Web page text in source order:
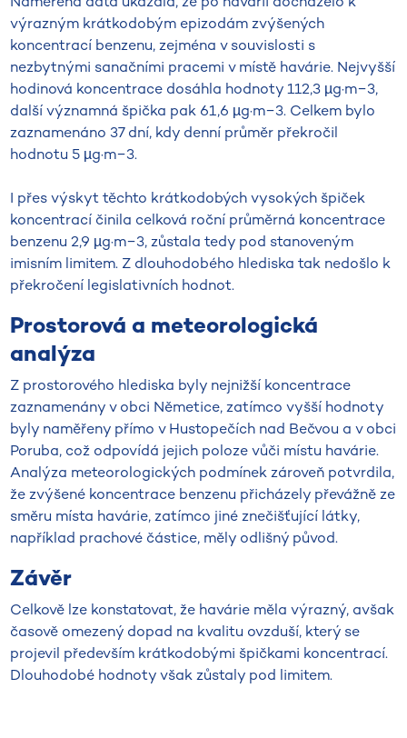
výrazným krátkodobým epizodám zvýšených
koncentrací benzenu, zejména v souvislosti s
nezbytnými sanačními pracemi v místě havárie. Nejvyšší
hodinová koncentrace dosáhla hodnoty 112,3 µg·m−3,
další významná špička pak 61,6 µg·m−3. Celkem bylo
zaznamenáno 37 dní, kdy denní průměr překročil
hodnotu 5 µg·m−3.
I přes výskyt těchto krátkodobých vysokých špiček
koncentrací činila celková roční průměrná koncentrace
benzenu 2,9 µg·m−3, zůstala tedy pod stanoveným
imisním limitem. Z dlouhodobého hlediska tak nedošlo k
překročení legislativních hodnot.
Prostorová a meteorologická
analýza
Z prostorového hlediska byly nejnižší koncentrace
zaznamenány v obci Němetice, zatímco vyšší hodnoty
byly naměřeny přímo v Hustopečích nad Bečvou a v obci
Poruba, což odpovídá jejich poloze vůči místu havárie.
Analýza meteorologických podmínek zároveň potvrdila,
že zvýšené koncentrace benzenu přicházely převážně ze
směru místa havárie, zatímco jiné znečišťující látky,
například prachové částice, měly odlišný původ.
Závěr
Celkově lze konstatovat, že havárie měla výrazný, avšak
časově omezený dopad na kvalitu ovzduší, který se
projevil především krátkodobými špičkami koncentrací.
Dlouhodobé hodnoty však zůstaly pod limitem.